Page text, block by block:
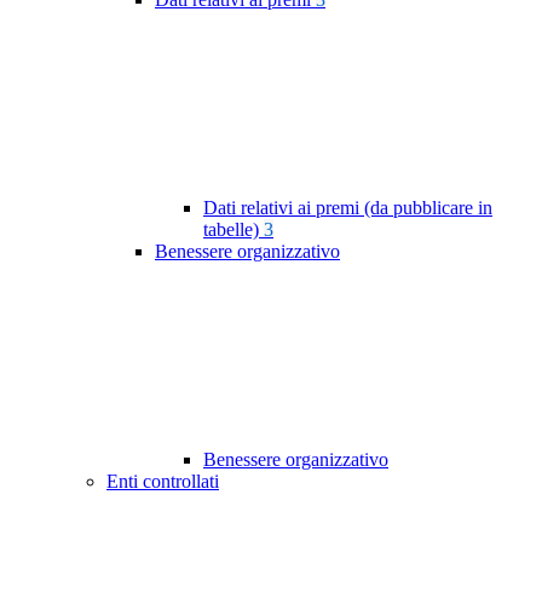
Dati relativi ai premi (da pubblicare in
tabelle) 3
Benessere organizzativo
Benessere organizzativo
Enti controllati